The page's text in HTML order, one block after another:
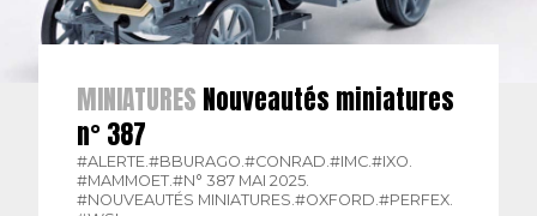
MINIATURES Nouveautés miniatures
n° 387
#ALERTE.#BBURAGO.#CONRAD.#IMC.#IXO.
#MAMMOET.#N° 387 MAI 2025.
#NOUVEAUTÉS MINIATURES.#OXFORD.#PERFEX.